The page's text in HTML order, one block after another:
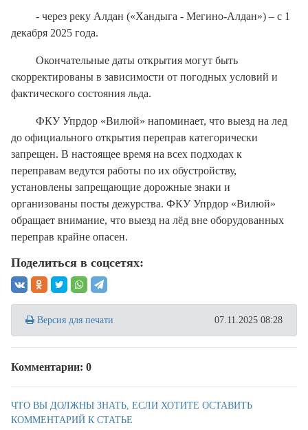
- через реку Алдан («Хандыга - Мегино-Алдан») – с 1
декабря 2025 года.
Окончательные даты открытия могут быть
скорректированы в зависимости от погодных условий и
фактического состояния льда.
ФКУ Упрдор «Вилюй» напоминает, что выезд на лед
до официального открытия переправ категорически
запрещен. В настоящее время на всех подходах к
переправам ведутся работы по их обустройству,
установлены запрещающие дорожные знаки и
организованы посты дежурства. ФКУ Упрдор «Вилюй»
обращает внимание, что выезд на лёд вне оборудованных
переправ крайне опасен.
Поделиться в соцсетях:
Версия для печати 07.11.2025 08:28
Комментарии: 0
ЧТО ВЫ ДОЛЖНЫ ЗНАТЬ, ЕСЛИ ХОТИТЕ ОСТАВИТЬ
КОММЕНТАРИЙ К СТАТЬЕ